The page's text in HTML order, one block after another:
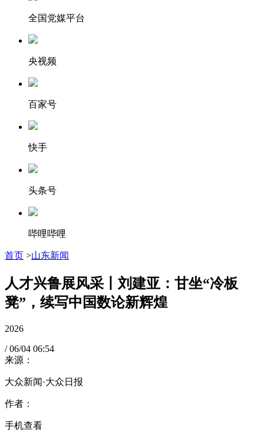
全国党媒平台
央视频
百家号
快手
头条号
哔哩哔哩
首页 >山东新闻
人才兴鲁展风采丨刘建亚：甘坐“冷板
凳”，续写中国数论新辉煌
2026
/ 06/04 06:54
来源：
大众新闻·大众日报
作者：
手机查看